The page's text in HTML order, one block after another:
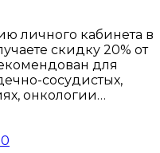
личного кабинета в
скидку 20% от
для
сосудистых,
онкологии…